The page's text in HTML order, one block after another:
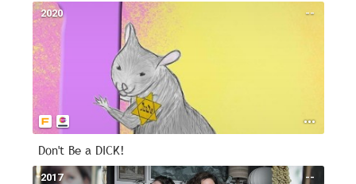
--
2020
Don't Be a DICK!
--
2017